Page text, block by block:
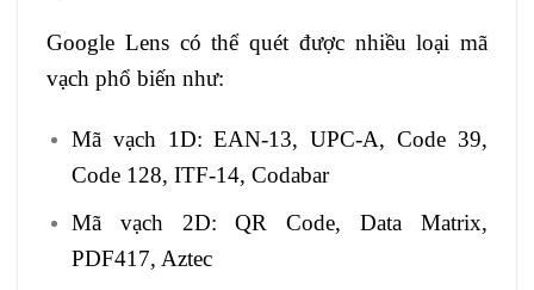
Google Lens có thể quét được nhiều loại mã
vạch phổ biến như:
Mã vạch 1D: EAN-13, UPC-A, Code 39,
Code 128, ITF-14, Codabar
Mã vạch 2D: QR Code, Data Matrix,
PDF417, Aztec